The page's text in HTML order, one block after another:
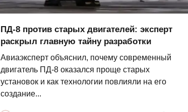
ПД-8 против старых двигателей: эксперт
раскрыл главную тайну разработки
Авиаэксперт объяснил, почему современный
двигатель ПД-8 оказался проще старых
установок и как технологии повлияли на его
создание...